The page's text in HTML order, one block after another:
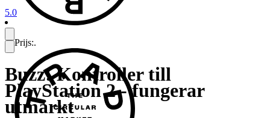
5.0
Buzz! Kontroller till
PlayStation 2 - fungerar
utmärkt
Prijs:.